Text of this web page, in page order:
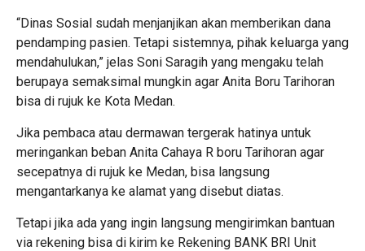
“Dinas Sosial sudah menjanjikan akan memberikan dana
pendamping pasien. Tetapi sistemnya, pihak keluarga yang
mendahulukan,” jelas Soni Saragih yang mengaku telah
berupaya semaksimal mungkin agar Anita Boru Tarihoran
bisa di rujuk ke Kota Medan.
Jika pembaca atau dermawan tergerak hatinya untuk
meringankan beban Anita Cahaya R boru Tarihoran agar
secepatnya di rujuk ke Medan, bisa langsung
mengantarkanya ke alamat yang disebut diatas.
Tetapi jika ada yang ingin langsung mengirimkan bantuan
via rekening bisa di kirim ke Rekening BANK BRI Unit